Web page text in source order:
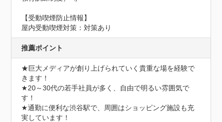
【受動喫煙防止情報】
屋内受動喫煙対策：対策あり
推薦ポイント
★巨大メディアが創り上げられていく貴重な場を経験で
きます！
★20～30代の若手社員が多く、自由で明るい雰囲気で
す！
★通勤に便利な渋谷駅で、周囲はショッピング施設も充
実しています！